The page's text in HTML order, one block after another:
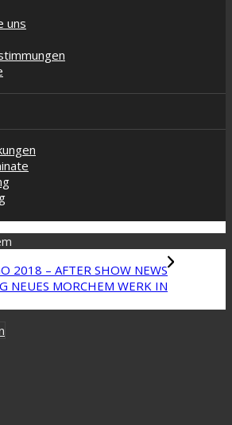
uns
2018 – AFTER SHOW NEWS
NEUES MORCHEM WERK IN